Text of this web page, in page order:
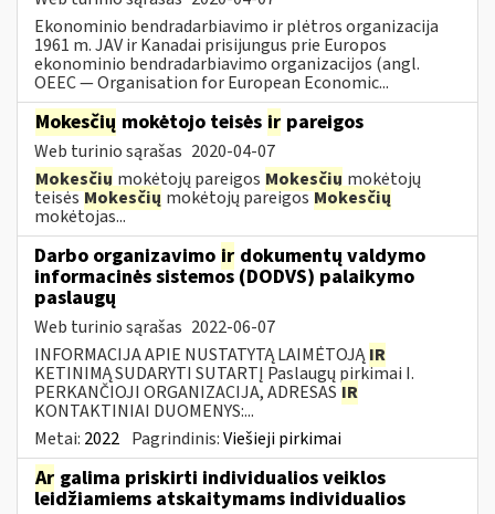
Ekonominio bendradarbiavimo ir plėtros organizacija
1961 m. JAV ir Kanadai prisijungus prie Europos
ekonominio bendradarbiavimo organizacijos (angl.
OEEC — Organisation for European Economic...
Mokesčių mokėtojo teisės ir pareigos
Web turinio sąrašas 2020-04-07
Mokesčių mokėtojų pareigos Mokesčių mokėtojų
teisėsMokesčių mokėtojų pareigosMokesčių
mokėtojas...
Darbo organizavimo ir dokumentų valdymo
informacinės sistemos (DODVS) palaikymo
paslaugų
Web turinio sąrašas 2022-06-07
INFORMACIJA APIE NUSTATYTĄ LAIMĖTOJĄIR
KETINIMĄ SUDARYTI SUTARTĮ Paslaugų pirkimai I.
PERKANČIOJI ORGANIZACIJA, ADRESAS IR
KONTAKTINIAI DUOMENYS:...
Metai: 2022 Pagrindinis:Viešieji pirkimai
Ar galima priskirti individualios veiklos
leidžiamiems atskaitymams individualios